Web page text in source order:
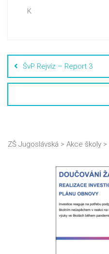
K
ŠvP Rejvíz – Report 3
ZŠ Jugoslávská > Akce školy >